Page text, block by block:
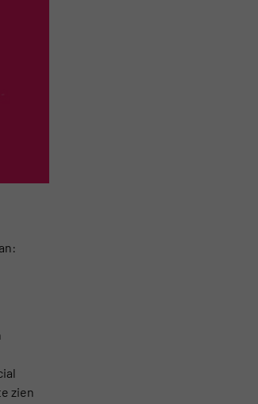
zien